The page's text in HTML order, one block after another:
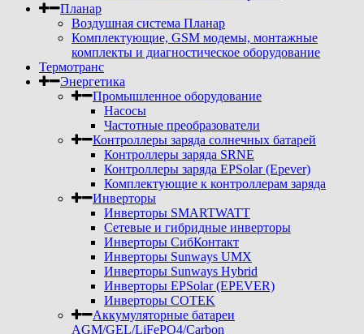
Планар
Воздушная система Планар
Комплектующие, GSM модемы, монтажные
комплекты и диагностическое оборудование
Термотранс
Энергетика
Промышленное оборудование
Насосы
Частотные преобразователи
Контроллеры заряда солнечных батарей
Контроллеры заряда SRNE
Контроллеры заряда EPSolar (Epever)
Комплектующие к контроллерам заряда
Инверторы
Инверторы SMARTWATT
Сетевые и гибридные инверторы
Инверторы СибКонтакт
Инверторы Sunways UMX
Инверторы Sunways Hybrid
Инверторы EPSolar (EPEVER)
Инверторы COTEK
Аккумуляторные батареи
AGM/GEL/LiFePO4/Carbon